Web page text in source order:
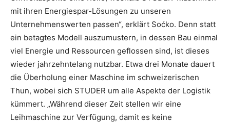
mit ihren Energiespar-Lösungen zu unseren
Unternehmenswerten passen“, erklärt Soćko. Denn statt
ein betagtes Modell auszumustern, in dessen Bau einmal
viel Energie und Ressourcen geflossen sind, ist dieses
wieder jahrzehntelang nutzbar. Etwa drei Monate dauert
die Überholung einer Maschine im schweizerischen
Thun, wobei sich STUDER um alle Aspekte der Logistik
kümmert. „Während dieser Zeit stellen wir eine
Leihmaschine zur Verfügung, damit es keine